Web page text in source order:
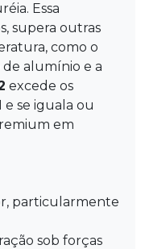
Essa
supera outras
como o
alumínio e a
excede os
se iguala ou
em
particularmente
sob forças